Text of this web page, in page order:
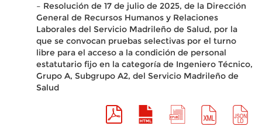
– Resolución de 17 de julio de 2025, de la Dirección
General de Recursos Humanos y Relaciones
Laborales del Servicio Madrileño de Salud, por la
que se convocan pruebas selectivas por el turno
libre para el acceso a la condición de personal
estatutario fijo en la categoría de Ingeniero Técnico,
Grupo A, Subgrupo A2, del Servicio Madrileño de
Salud